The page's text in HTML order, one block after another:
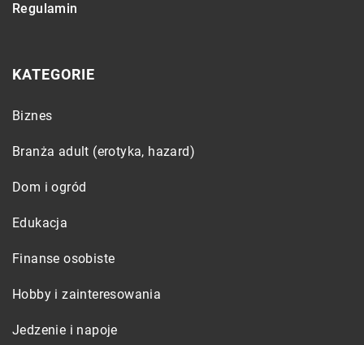
Regulamin
KATEGORIE
Biznes
Branża adult (erotyka, hazard)
Dom i ogród
Edukacja
Finanse osobiste
Hobby i zainteresowania
Jedzenie i napoje